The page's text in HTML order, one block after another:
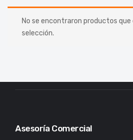
No se encontraron productos que
selección.
Asesoría Comercial